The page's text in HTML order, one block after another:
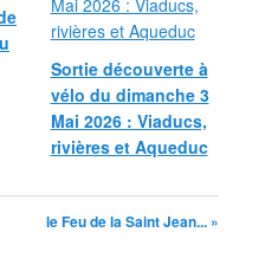
Sortie découverte à
vélo du dimanche 3
Mai 2026 : Viaducs,
rivières et Aqueduc
le Feu de la Saint Jean... »